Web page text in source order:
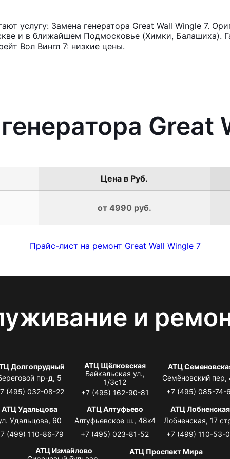
услугу: Замена генератора Great Wall Wingle 7.
и в ближайшем Подмосковье (Химки, Балашиха).
Вол Вингл 7: низкие цены.
Great
Цена в Руб.
от 4990 руб.
Прайс-лист на ремонт Great Wall Wingle 7
и
Долгопрудный
пр-д, 5
(495) 032-08-22
АТЦ Щёлковская
Байкальская ул.,
1/3с12
+7 (495) 162-90-81
АТЦ
Семёновский пер,
+7 (495) 085-74-
АТЦ Удальцова
Удальцова, 60
(499) 110-86-79
АТЦ Алтуфьево
Алтуфьевское ш., 48к4
+7 (495) 023-81-52
АТЦ Лобненская
Лобненская, 17
+7 (499) 110-53-
АТЦ Измайлово
АТЦ Проспект Мира